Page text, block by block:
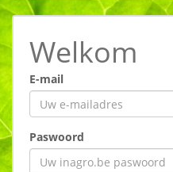
Welkom
E-mail
Paswoord